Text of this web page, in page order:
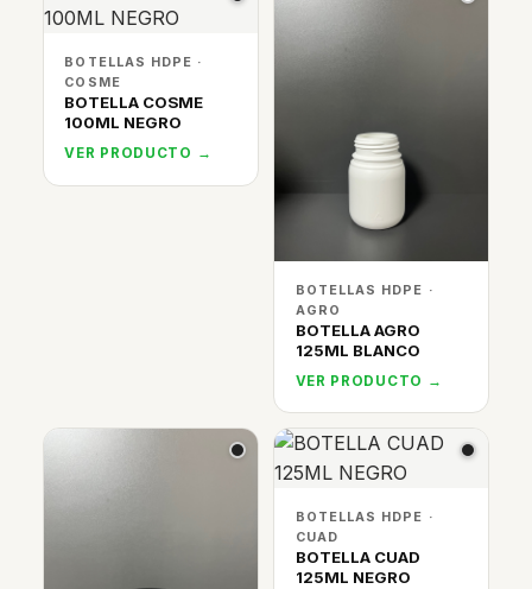
BOTELLAS HDPE ·
COSME
BOTELLA COSME
100ML NEGRO
VER PRODUCTO →
BOTELLAS HDPE ·
AGRO
BOTELLA AGRO
125ML BLANCO
VER PRODUCTO →
BOTELLAS HDPE ·
CUAD
BOTELLA CUAD
125ML NEGRO